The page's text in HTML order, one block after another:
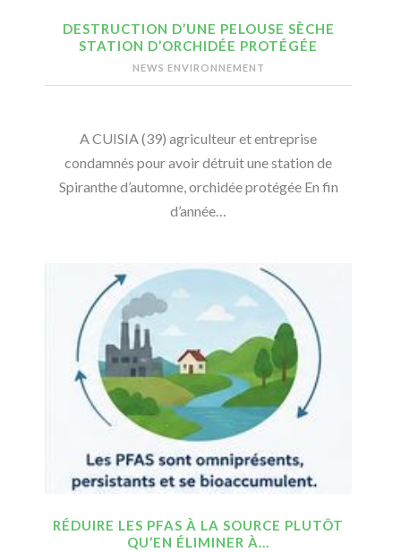
DESTRUCTION D’UNE PELOUSE SÈCHE
STATION D’ORCHIDÉE PROTÉGÉE
NEWS ENVIRONNEMENT
A CUISIA (39) agriculteur et entreprise
condamnés pour avoir détruit une station de
Spiranthe d’automne, orchidée protégée En fin
d’année…
RÉDUIRE LES PFAS À LA SOURCE PLUTÔT
QU’EN ÉLIMINER À…